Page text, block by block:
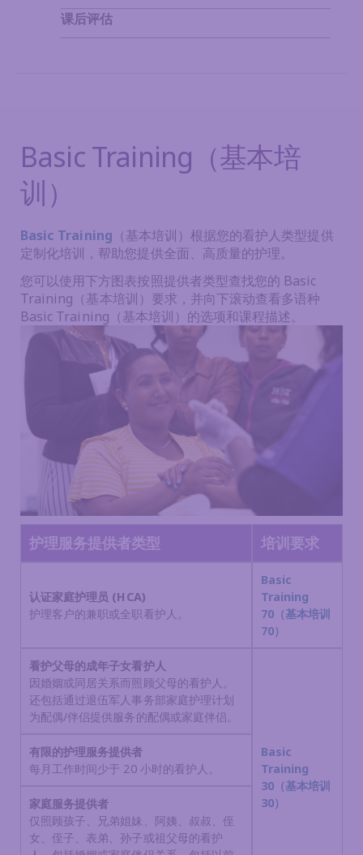
课后评估
Basic Training（基本培
训）
Basic Training （基本培训）根据您的看护人类型提供
定制化培训，帮助您提供全面、高质量的护理。
您可以使用下方图表按照提供者类型查找您的 Basic
Training（基本培训）要求，并向下滚动查看多语种
Basic Training（基本培训）的选项和课程描述。
护理服务提供者类型 培训要求
认证家庭护理员 (HCA)
护理客户的兼职或全职看护人。
Basic
Training
70（基本培训
70）
看护父母的成年子女看护人
因婚姻或同居关系而照顾父母的看护人。
还包括通过退伍军人事务部家庭护理计划
为配偶/伴侣提供服务的配偶或家庭伴侣。
Basic
Training
30（基本培训
30）
有限的护理服务提供者
每月工作时间少于 20 小时的看护人。
家庭服务提供者
仅照顾孩子、兄弟姐妹、阿姨、叔叔、侄
女、侄子、表弟、孙子或祖父母的看护